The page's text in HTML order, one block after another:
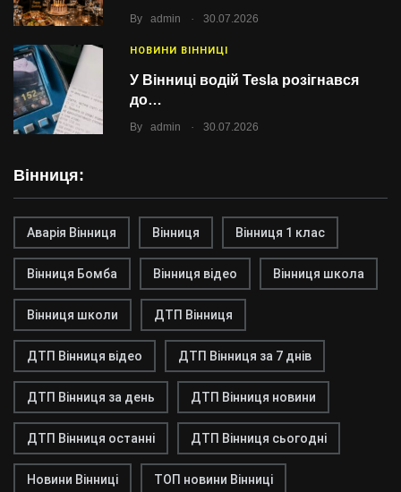
By admin . 30.07.2026
НОВИНИ ВІННИЦІ
У Вінниці водій Tesla розігнався
до…
By admin . 30.07.2026
Вінниця:
Аварія Вінниця Вінниця Вінниця 1 клас
Вінниця Бомба Вінниця відео Вінниця школа
Вінниця школи ДТП Вінниця
ДТП Вінниця відео ДТП Вінниця за 7 днів
ДТП Вінниця за день ДТП Вінниця новини
ДТП Вінниця останні ДТП Вінниця сьогодні
Новини Вінниці ТОП новини Вінниці